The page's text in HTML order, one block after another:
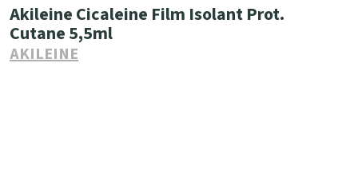
Akileine Cicaleine Film Isolant Prot.
Cutane 5,5ml
AKILEINE